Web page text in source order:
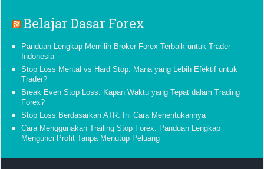
Belajar Dasar Forex
Panduan Lengkap Memilih Broker Forex Terbaik untuk Trader
Indonesia
Stop Loss Mental vs Hard Stop: Mana yang Lebih Efektif untuk
Trader?
Break Even Stop Loss: Kapan Waktu yang Tepat dalam Trading
Forex?
Stop Loss Berdasarkan ATR: Ini Cara Menentukannya
Cara Menggunakan Trailing Stop Forex: Panduan Lengkap
Mengunci Profit Tanpa Menutup Peluang